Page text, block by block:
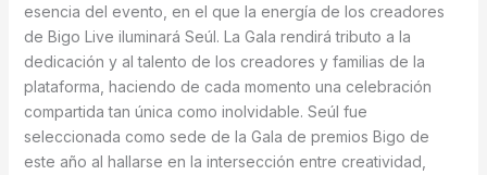
esencia del evento, en el que la energía de los creadores
de Bigo Live iluminará Seúl. La Gala rendirá tributo a la
dedicación y al talento de los creadores y familias de la
plataforma, haciendo de cada momento una celebración
compartida tan única como inolvidable. Seúl fue
seleccionada como sede de la Gala de premios Bigo de
este año al hallarse en la intersección entre creatividad,